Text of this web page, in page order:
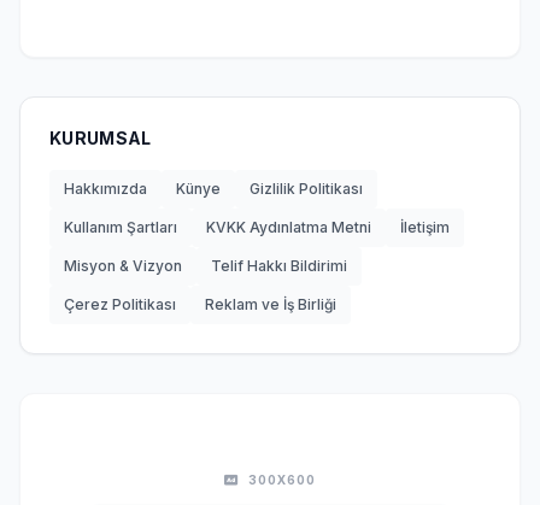
KURUMSAL
Hakkımızda Künye Gizlilik Politikası
Kullanım Şartları KVKK Aydınlatma Metni İletişim
Misyon & Vizyon Telif Hakkı Bildirimi
Çerez Politikası Reklam ve İş Birliği
300X600